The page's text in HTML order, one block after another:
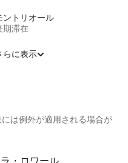
ントリオール
期滞在
らに表示
は例外が適用される場合が